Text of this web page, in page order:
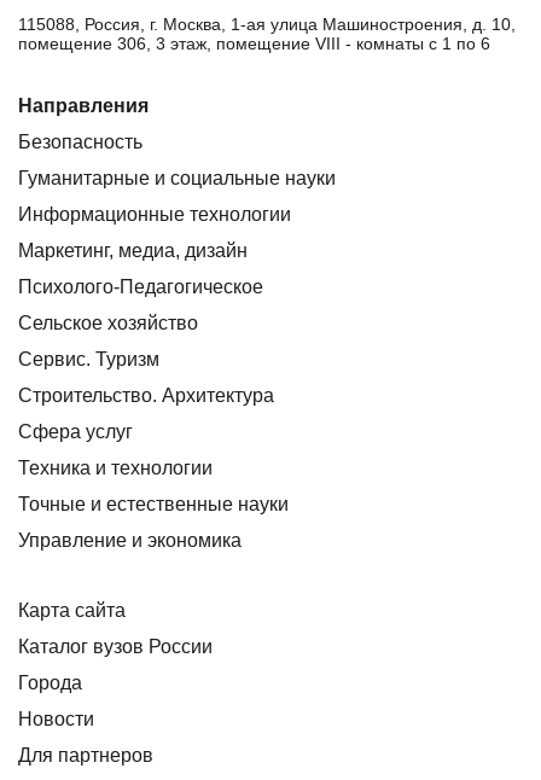
115088, Россия, г. Москва, 1-ая улица Машиностроения, д. 10,
помещение 306, 3 этаж, помещение VIII - комнаты с 1 по 6
Направления
Безопасность
Гуманитарные и социальные науки
Информационные технологии
Маркетинг, медиа, дизайн
Психолого-Педагогическое
Сельское хозяйство
Сервис. Туризм
Строительство. Архитектура
Сфера услуг
Техника и технологии
Точные и естественные науки
Управление и экономика
Карта сайта
Каталог вузов России
Города
Новости
Для партнеров